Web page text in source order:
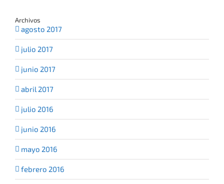
Archivos
agosto 2017
julio 2017
junio 2017
abril 2017
julio 2016
junio 2016
mayo 2016
febrero 2016